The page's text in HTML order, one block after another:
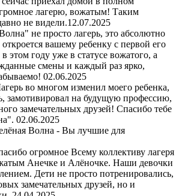
лагерю, вожатым! Таким
не видели.12.07.2025
не просто лагерь, это абсолютно
вашему ребенку с первой его
этом году уже в статусе вожатого, а
смены и каждый раз ярко,
02.06.2025
во многом изменил моего ребенка,
замотивировал на будущую профессию,
замечательных друзей! Спасибо тебе
02.06.2025
Волна - Вы лучшие для
огромное Всему коллективу лагеря
Анечке и Алёночке. Наши девочки
Дети не просто потренировались,
замечательных друзей, но и